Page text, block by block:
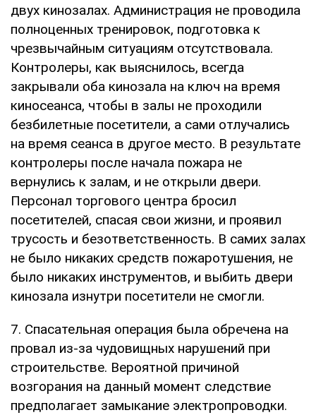
двух кинозалах. Администрация не проводила
полноценных тренировок, подготовка к
чрезвычайным ситуациям отсутствовала.
Контролеры, как выяснилось, всегда
закрывали оба кинозала на ключ на время
киносеанса, чтобы в залы не проходили
безбилетные посетители, а сами отлучались
на время сеанса в другое место. В результате
контролеры после начала пожара не
вернулись к залам, и не открыли двери.
Персонал торгового центра бросил
посетителей, спасая свои жизни, и проявил
трусость и безответственность. В самих залах
не было никаких средств пожаротушения, не
было никаких инструментов, и выбить двери
кинозала изнутри посетители не смогли.
7. Спасательная операция была обречена на
провал из-за чудовищных нарушений при
строительстве. Вероятной причиной
возгорания на данный момент следствие
предполагает замыкание электропроводки.